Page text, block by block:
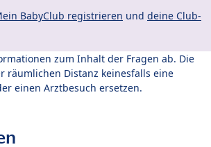
BabyClub registrieren und deine Club-
zum Inhalt der Fragen ab. Die
Distanz keinesfalls eine
einen Arztbesuch ersetzen.